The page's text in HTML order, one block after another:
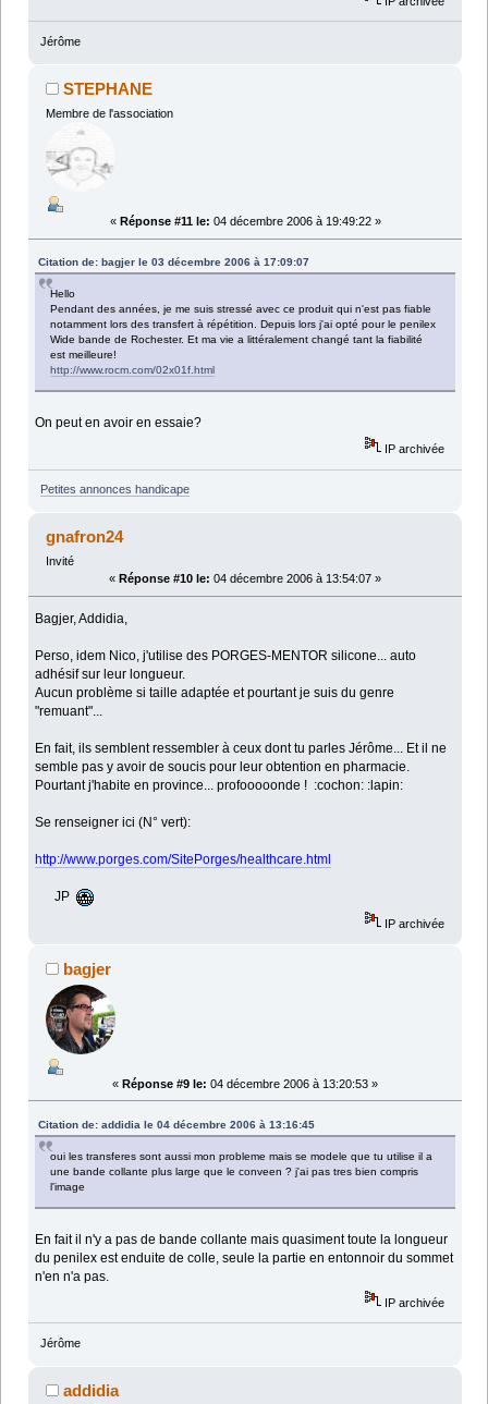
Jérôme
STEPHANE
Membre de l'association
« Réponse #11 le: 04 décembre 2006 à 19:49:22 »
Citation de: bagjer le 03 décembre 2006 à 17:09:07
Hello
Pendant des années, je me suis stressé avec ce produit qui n'est pas fiable
notamment lors des transfert à répétition. Depuis lors j'ai opté pour le penilex
Wide bande de Rochester. Et ma vie a littéralement changé tant la fiabilité
est meilleure!
http://www.rocm.com/02x01f.html
On peut en avoir en essaie?
IP archivée
Petites annonces handicape
gnafron24
Invité
« Réponse #10 le: 04 décembre 2006 à 13:54:07 »
Bagjer, Addidia,
Perso, idem Nico, j'utilise des PORGES-MENTOR silicone... auto
adhésif sur leur longueur.
Aucun problème si taille adaptée et pourtant je suis du genre
"remuant"...
En fait, ils semblent ressembler à ceux dont tu parles Jérôme... Et il ne
semble pas y avoir de soucis pour leur obtention en pharmacie.
Pourtant j'habite en province... profooooonde ! :cochon: :lapin:
Se renseigner ici (N° vert):
http://www.porges.com/SitePorges/healthcare.html
JP
IP archivée
bagjer
« Réponse #9 le: 04 décembre 2006 à 13:20:53 »
Citation de: addidia le 04 décembre 2006 à 13:16:45
oui les transferes sont aussi mon probleme mais se modele que tu utilise il a
une bande collante plus large que le conveen ? j'ai pas tres bien compris
l'image
En fait il n'y a pas de bande collante mais quasiment toute la longueur
du penilex est enduite de colle, seule la partie en entonnoir du sommet
n'en n'a pas.
IP archivée
Jérôme
addidia